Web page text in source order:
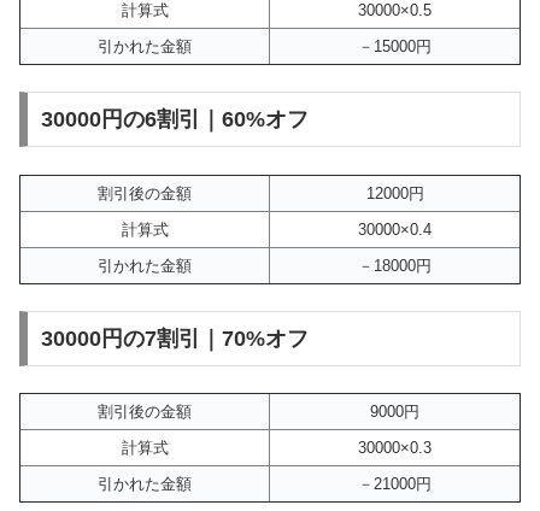
計算式
30000×0.5
引かれた金額
－15000円
30000円の6割引｜60%オフ
割引後の金額
12000円
計算式
30000×0.4
引かれた金額
－18000円
30000円の7割引｜70%オフ
割引後の金額
9000円
計算式
30000×0.3
引かれた金額
－21000円